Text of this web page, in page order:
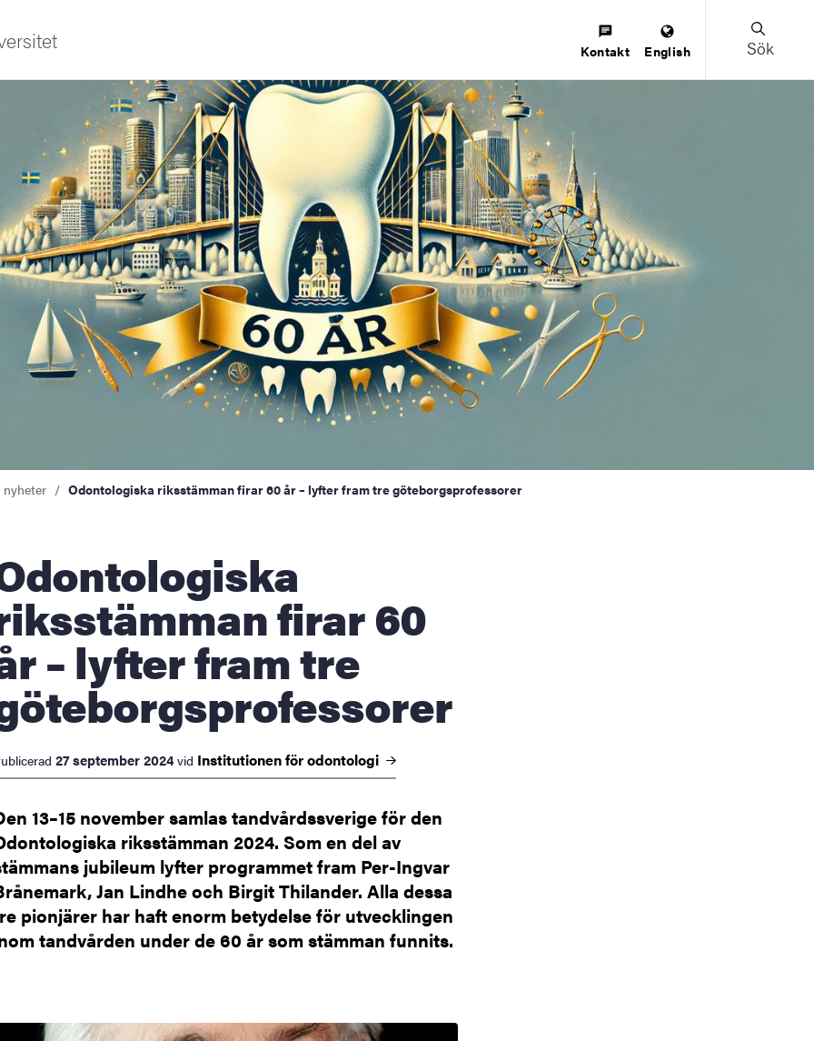
innovation
Kontakt English Sök
Odontologiska riksstämman firar 60 år – lyfter fram tre göteborgsprofessorer
firar 60
– lyfter fram tre
27 september 2024 vid Institutionen förodontologi
13–15 november samlas tandvårdssverige för den
riksstämman 2024. Som en del av
jubileum lyfter programmet fram Per-Ingvar
Jan Lindhe och Birgit Thilander. Alla dessa
pionjärer har haft enorm betydelse för utvecklingen
tandvården under de 60 år som stämman funnits.